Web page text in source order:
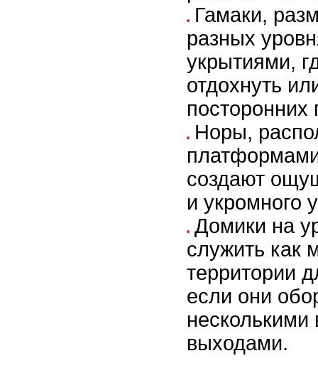
Гамаки,
разных
укрытиями,
отдохнуть
посторонних
Норы,
создают
и укромного
Домики на
служить как
территории
если они
несколькими
выходами.